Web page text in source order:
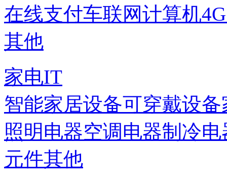
在线支付车联网计算机
其他
家电IT
智能家居设备可穿戴设备
照明电器空调电器制冷电
元件其他